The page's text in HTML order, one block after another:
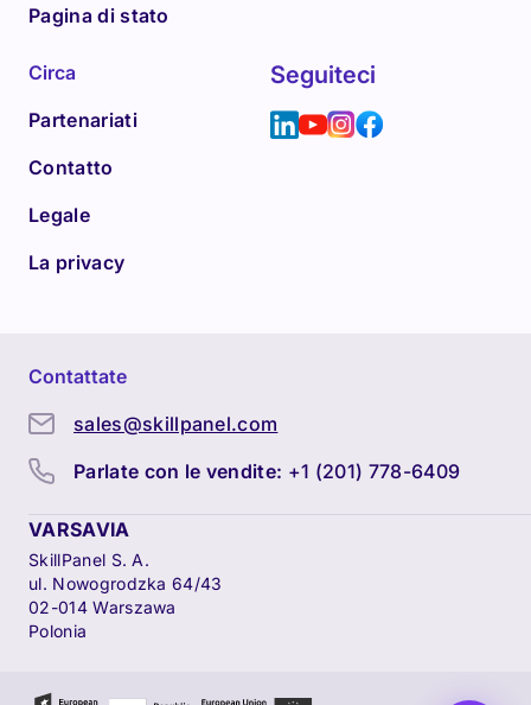
Pagina di stato
Circa
Partenariati
Contatto
Legale
La privacy
Seguiteci
Contattate
sales@skillpanel.com
Parlate con le vendite: +1 (201) 778-6409
VARSAVIA
SkillPanel S. A.
ul. Nowogrodzka 64/43
02-014 Warszawa
Polonia